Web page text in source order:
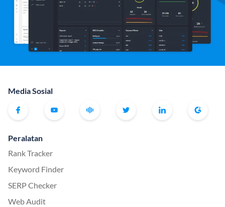
Media Sosial
Peralatan
Rank Tracker
Keyword Finder
SERP Checker
Web Audit